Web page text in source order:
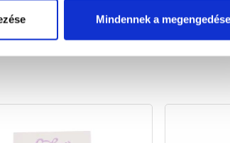
Mindennek a megengedése